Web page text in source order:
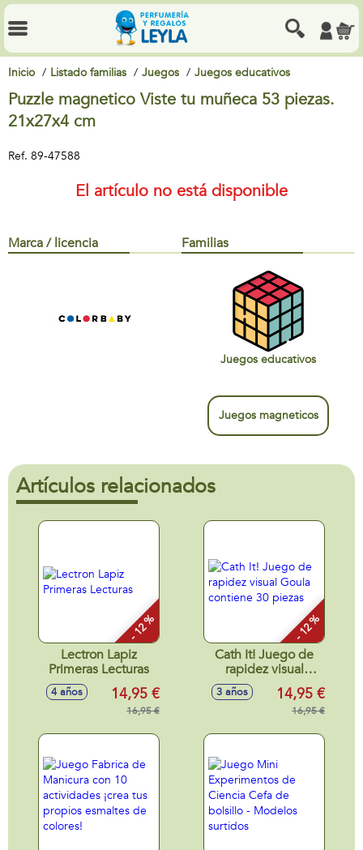
Inicio Listado familias Juegos Juegos educativos
Puzzle magnetico Viste tu muñeca 53 piezas.
21x27x4 cm
Ref. 89-47588
El artículo no está disponible
Marca / licencia Familias
Juegos educativos
Juegos magneticos
Artículos relacionados
- 12 %
Lectron Lapiz
Primeras Lecturas
4 años 14,95 €
16,95 €
- 12 %
Cath It! Juego de
rapidez visual
Goula contiene 30
piezas
3 años 14,95 €
16,95 €